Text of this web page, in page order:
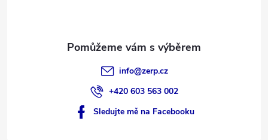
info@zerp.cz
+420 603 563 002
Sledujte mě na Facebooku